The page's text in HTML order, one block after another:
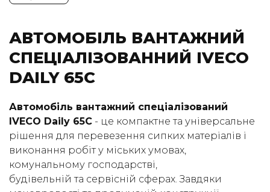
(050) 347-27-05
(067) 351-45-15
АВТОМОБІЛЬ ВАНТАЖНИЙ
СПЕЦІАЛІЗОВАННИЙ IVECO
DAILY 65C
Автомобіль вантажний спеціалізований
IVECO Daily 65C - це компактне та універсальне
рішення для перевезення сипких матеріалів і
виконання робіт у міських умовах,
комунальному господарстві,
будівельній та сервісній сферах. Завдяки